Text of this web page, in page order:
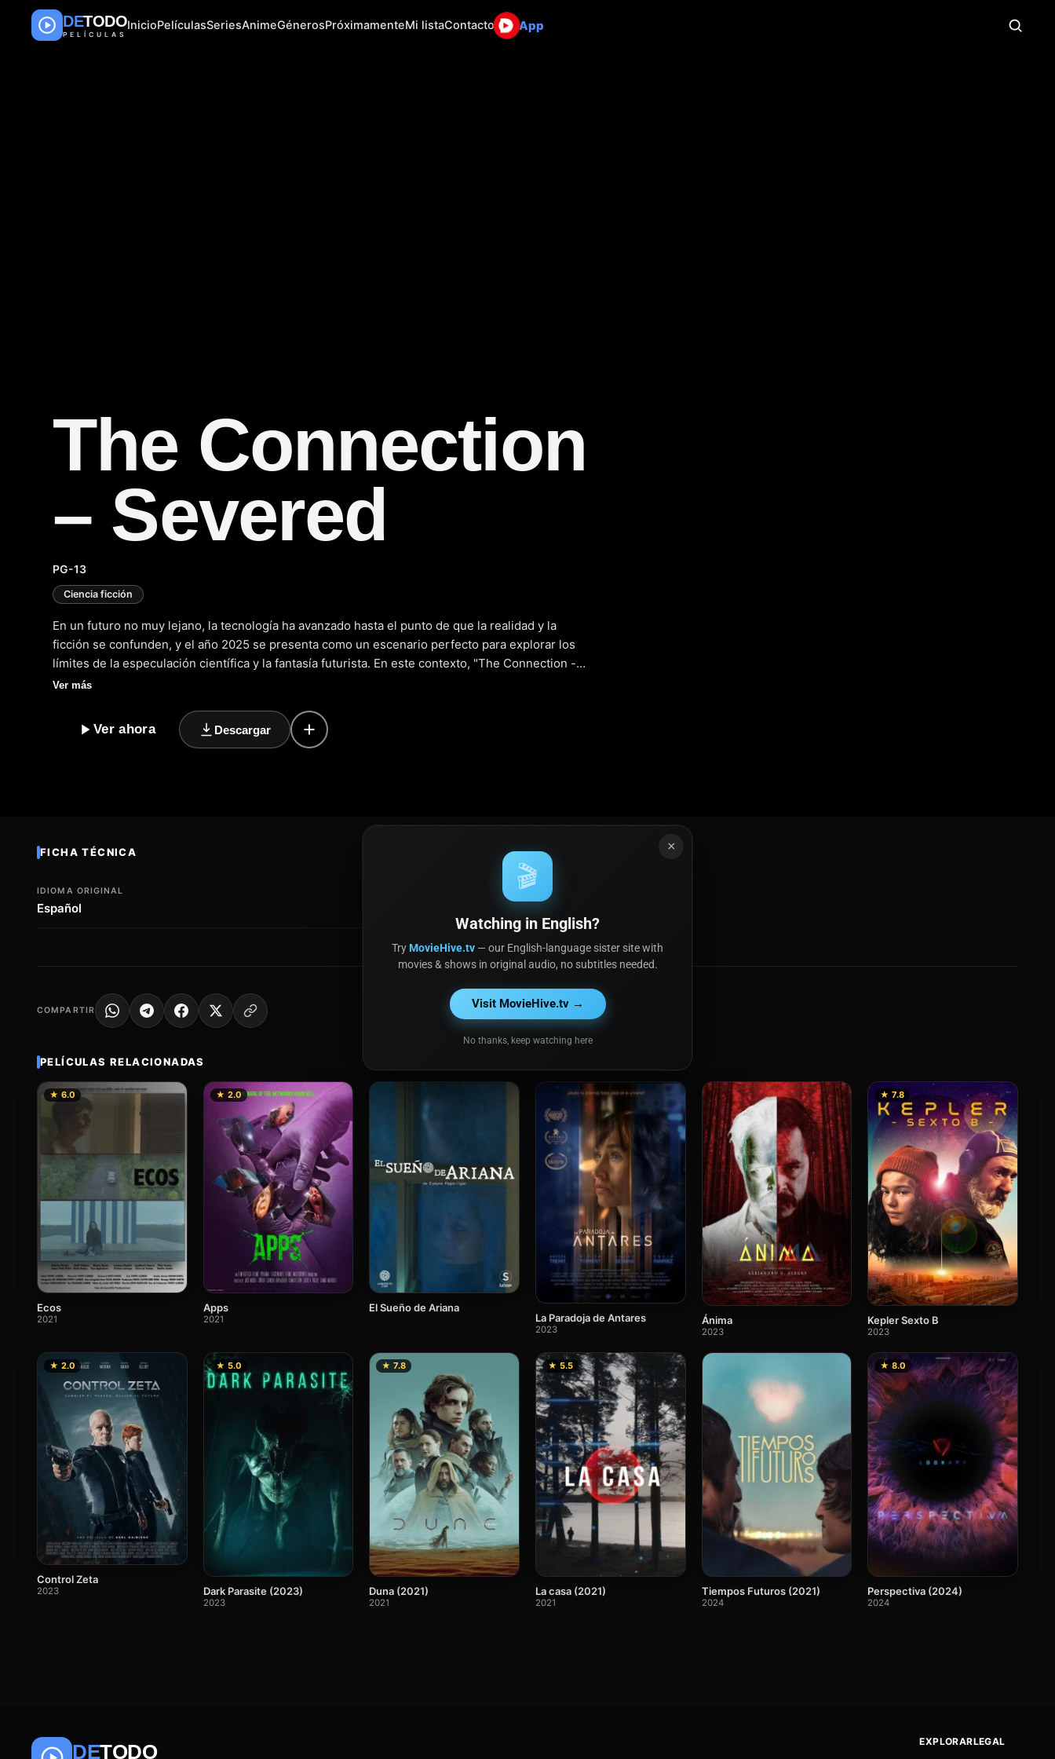
DETODO
PELÍCULAS
InicioPelículasSeriesAnimeGénerosPróximamenteMi listaContacto App
The Connection
– Severed
PG-13
Ciencia ficción
En un futuro no muy lejano, la tecnología ha avanzado hasta el punto de que la realidad y la
ficción se confunden, y el año 2025 se presenta como un escenario perfecto para explorar los
límites de la especulación científica y la fantasía futurista. En este contexto, "The Connection -
Severed" llega a las pantallas para llevarnos a un viaje a través de un mundo de ciencia ficción y
sumergen en una trama llena de giros inesperados y sorpresas. Con un enfoque en la ficción
especulativa y la tecnología de vanguardia, esta película nos presenta un futuro donde la
humanidad depende de nuestra capacidad para manejar los avances tecnológicos y mantener la
conexión con nuestro ser humano.
Ver más
Ver ahora Descargar
FICHA TÉCNICA
IDIOMA ORIGINAL
Español
COMPARTIR
PELÍCULAS RELACIONADAS
★ 6.0
Ecos
2021
★ 2.0
Apps
2021
El Sueño de Ariana
La Paradoja de Antares
2023
Ánima
2023
★ 7.8
Kepler Sexto B
2023
★ 2.0
Control Zeta
2023
★ 5.0
Dark Parasite (2023)
2023
★ 7.8
Duna (2021)
2021
★ 5.5
La casa (2021)
2021
Tiempos Futuros (2021)
2024
★ 8.0
Perspectiva (2024)
2024
DETODO
EXPLORARLEGAL
×
🎬
Watching in English?
TryMovieHive.tv — our English-language sister site with
movies & shows in original audio, no subtitles needed.
Visit MovieHive.tv →
No thanks, keep watching here